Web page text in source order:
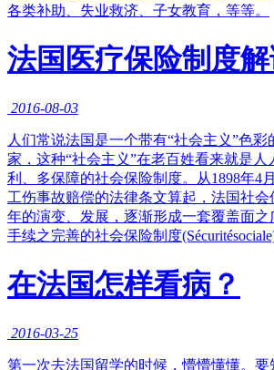
各类补助、失业救济、子女教育，等等。
法国医疗保险制度
2016-08-03
人们常说法国是一个带有“社会主义”色彩
家，这种“社会主义”在老百姓看来就是
利、多保障的社会保险制度。从1898年4
工伤事故赔偿的法律条文算起，法国社
年的演变、发展，逐渐形成一套覆盖面之
手续之完善的社会保险制度(Sécuritésociale)
在法国怎样看病？
2016-03-25
第一次去法国留学的时候，懵懵懂懂。